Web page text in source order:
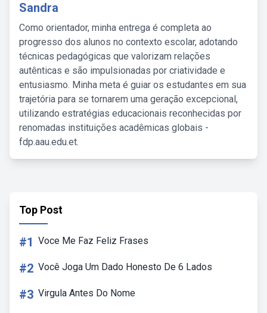
Sandra
Como orientador, minha entrega é completa ao
progresso dos alunos no contexto escolar, adotando
técnicas pedagógicas que valorizam relações
autênticas e são impulsionadas por criatividade e
entusiasmo. Minha meta é guiar os estudantes em sua
trajetória para se tornarem uma geração excepcional,
utilizando estratégias educacionais reconhecidas por
renomadas instituições acadêmicas globais -
fdp.aau.edu.et.
Top Post
#1 Voce Me Faz Feliz Frases
#2 Você Joga Um Dado Honesto De 6 Lados
#3 Virgula Antes Do Nome